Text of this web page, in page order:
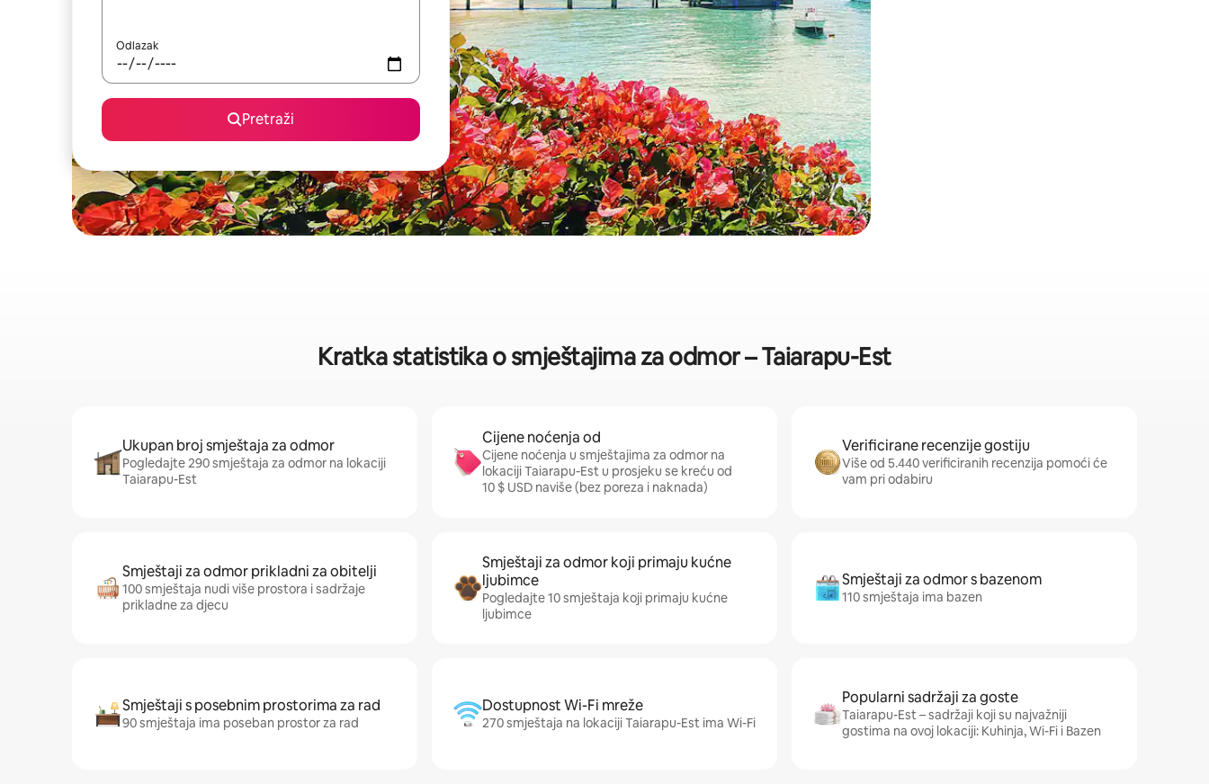
Odlazak
Pretraži
Kratka statistika o smještajima za odmor – Taiarapu-Est
Ukupan broj smještaja za odmor
Pogledajte 290 smještaja za odmor na lokaciji
Taiarapu-Est
Cijene noćenja od
Cijene noćenja u smještajima za odmor na
lokaciji Taiarapu-Est u prosjeku se kreću od
10 $ USD naviše (bez poreza i naknada)
Verificirane recenzije gostiju
Više od 5.440 verificiranih recenzija pomoći će
vam pri odabiru
Smještaji za odmor prikladni za obitelji
100 smještaja nudi više prostora i sadržaje
prikladne za djecu
Smještaji za odmor koji primaju kućne
ljubimce
Pogledajte 10 smještaja koji primaju kućne
ljubimce
Smještaji za odmor s bazenom
110 smještaja ima bazen
Smještaji s posebnim prostorima za rad
90 smještaja ima poseban prostor za rad
Dostupnost Wi-Fi mreže
270 smještaja na lokaciji Taiarapu-Est ima Wi-Fi
Popularni sadržaji za goste
Taiarapu-Est – sadržaji koji su najvažniji
gostima na ovoj lokaciji: Kuhinja, Wi-Fi i Bazen